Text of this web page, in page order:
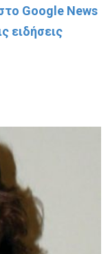
Google News
ειδήσεις